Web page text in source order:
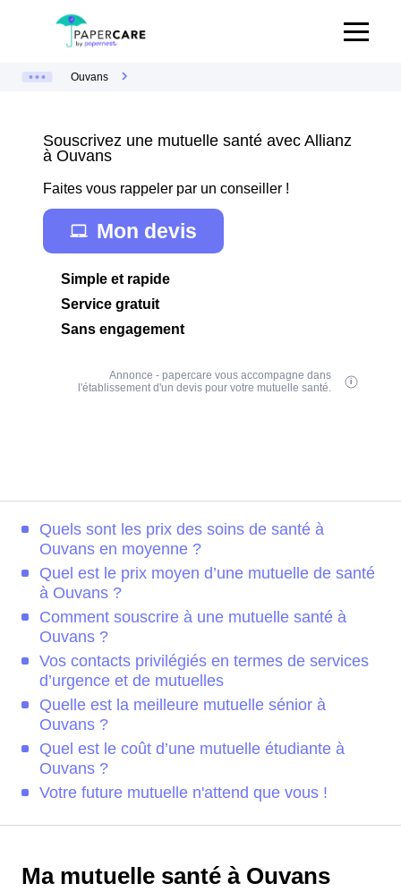
Ouvans
Souscrivez une mutuelle santé avec Allianz
à Ouvans
Faites vous rappeler par un conseiller !
Mon devis
Simple et rapide
Service gratuit
Sans engagement
Annonce - papercare vous accompagne dans
l'établissement d'un devis pour votre mutuelle santé.
Quels sont les prix des soins de santé à
Ouvans en moyenne ?
Quel est le prix moyen d’une mutuelle de santé
à Ouvans ?
Comment souscrire à une mutuelle santé à
Ouvans ?
Vos contacts privilégiés en termes de services
d’urgence et de mutuelles
Quelle est la meilleure mutuelle sénior à
Ouvans ?
Quel est le coût d’une mutuelle étudiante à
Ouvans ?
Votre future mutuelle n'attend que vous !
Ma mutuelle santé à Ouvans